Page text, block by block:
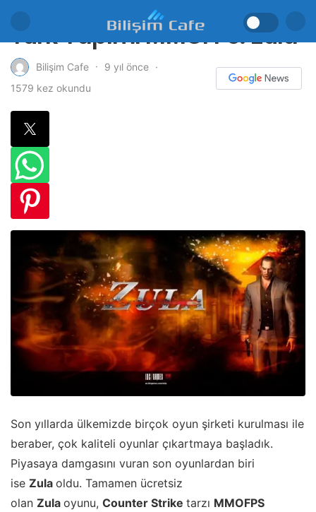
Türk Yapımı MMOFPS: Zula
Bilişim Cafe
9 yıl önce
1579 kez okundu
Son yıllarda ülkemizde birçok oyun şirketi kurulması ile
beraber, çok kaliteli oyunlar çıkartmaya başladık.
Piyasaya damgasını vuran son oyunlardan biri
ise Zula oldu. Tamamen ücretsiz
olan Zula oyunu, Counter Strike tarzı MMOFPS